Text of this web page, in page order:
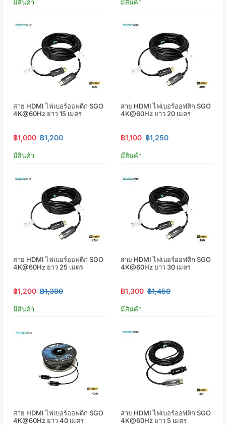
มีสินค้า มีสินค้า
สาย HDMI ไฟเบอร์ออฟติก SGO
4K@60Hz ยาว 15 เมตร
฿1,000 ฿1,200
มีสินค้า
สาย HDMI ไฟเบอร์ออฟติก SGO
4K@60Hz ยาว 20 เมตร
฿1,100 ฿1,250
มีสินค้า
สาย HDMI ไฟเบอร์ออฟติก SGO
4K@60Hz ยาว 25 เมตร
฿1,200 ฿1,300
มีสินค้า
สาย HDMI ไฟเบอร์ออฟติก SGO
4K@60Hz ยาว 30 เมตร
฿1,300 ฿1,450
มีสินค้า
สาย HDMI ไฟเบอร์ออฟติก SGO
4K@60Hz ยาว 40 เมตร
สาย HDMI ไฟเบอร์ออฟติก SGO
4K@60Hz ยาว 5 เมตร